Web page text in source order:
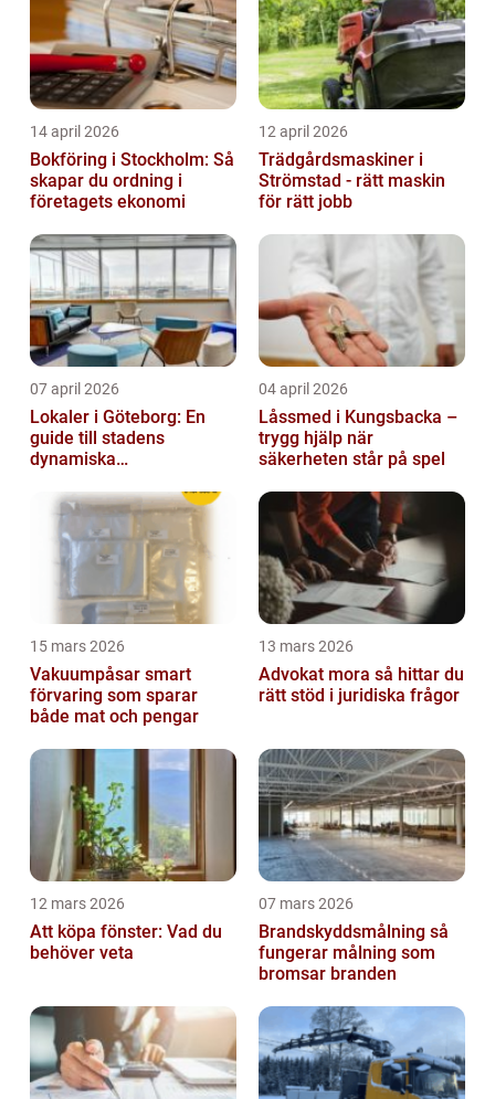
14 april 2026
Bokföring i Stockholm: Så
skapar du ordning i
företagets ekonomi
12 april 2026
Trädgårdsmaskiner i
Strömstad - rätt maskin
för rätt jobb
07 april 2026
Lokaler i Göteborg: En
guide till stadens
dynamiska
04 april 2026
Låssmed i Kungsbacka –
trygg hjälp när
säkerheten står på spel
15 mars 2026
Vakuumpåsar smart
förvaring som sparar
både mat och pengar
13 mars 2026
Advokat mora så hittar du
rätt stöd i juridiska frågor
12 mars 2026
Att köpa fönster: Vad du
behöver veta
07 mars 2026
Brandskyddsmålning så
fungerar målning som
bromsar branden